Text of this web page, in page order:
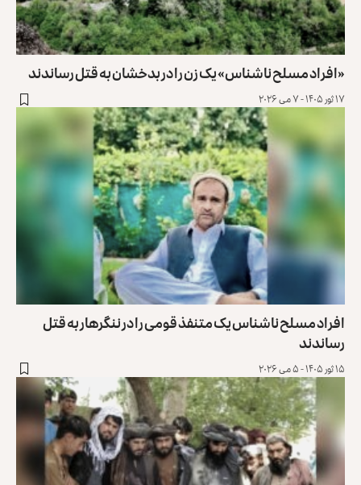
«افراد مسلح ناشناس» یک زن را در بدخشان به قتل رساندند
۱۷ ثور ۱۴۰۵ - ۷ می ۲۰۲۶
افراد مسلح ناشناس یک متنفذ قومی را در ننگرهار به قتل
رساندند
۱۵ ثور ۱۴۰۵ - ۵ می ۲۰۲۶